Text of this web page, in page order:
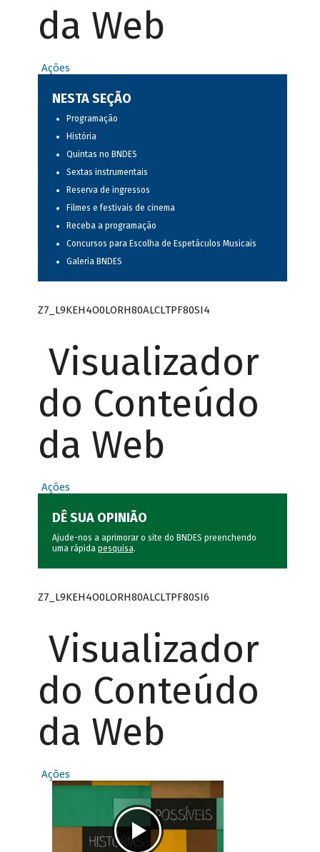
da Web
Ações
NESTA SEÇÃO
Programação
História
Quintas no BNDES
Sextas instrumentais
Reserva de ingressos
Filmes e festivais de cinema
Receba a programação
Concursos para Escolha de Espetáculos Musicais
Galeria BNDES
Z7_L9KEH4O0LORH80ALCLTPF80SI4
Visualizador
do Conteúdo
da Web
Ações
DÊ SUA OPINIÃO
Ajude-nos a aprimorar o site do BNDES preenchendo
uma rápida pesquisa.
Z7_L9KEH4O0LORH80ALCLTPF80SI6
Visualizador
do Conteúdo
da Web
Ações